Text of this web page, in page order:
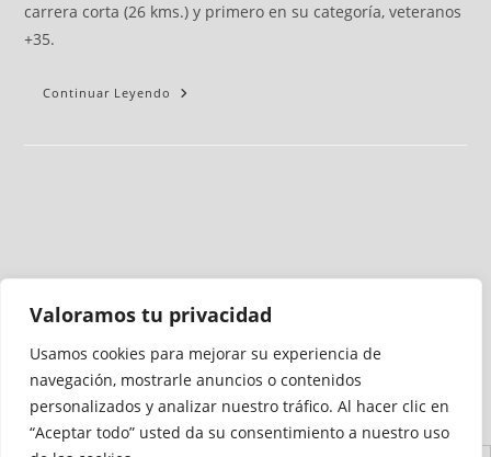
Valoramos tu privacidad
Usamos cookies para mejorar su experiencia de
navegación, mostrarle anuncios o contenidos
personalizados y analizar nuestro tráfico. Al hacer clic en
“Aceptar todo” usted da su consentimiento a nuestro uso
carrera corta (26 kms.) y primero en su categoría, veteranos
+35.
Continuar Leyendo
Medio auditado por